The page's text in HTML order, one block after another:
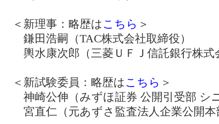
＜新理事：略歴はこちら ＞
鎌田浩嗣（TAC株式会社取締役）
輿水康次郎（三菱ＵＦＪ信託銀行株式
＜新試験委員：略歴はこちら ＞
神崎公伸（みずほ証券 公開引受部 シ
宮直仁（元あずさ監査法人企業公開本